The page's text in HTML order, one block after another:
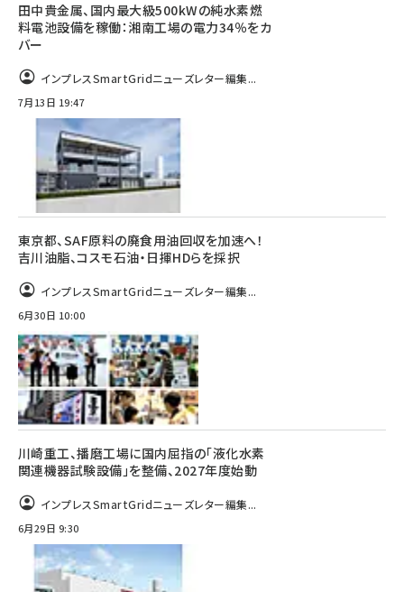
田中貴金属、国内最大級500kWの純水素燃
料電池設備を稼働：湘南工場の電力34％をカ
バー
インプレスSmartGridニューズレター編集...
7月13日 19:47
東京都、SAF原料の廃食用油回収を加速へ！
吉川油脂、コスモ石油・日揮HDらを採択
インプレスSmartGridニューズレター編集...
6月30日 10:00
川崎重工、播磨工場に国内屈指の「液化水素
関連機器試験設備」を整備、2027年度始動
インプレスSmartGridニューズレター編集...
6月29日 9:30